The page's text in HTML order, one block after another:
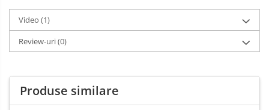
Video (1)
Review-uri(0)
Produse similare